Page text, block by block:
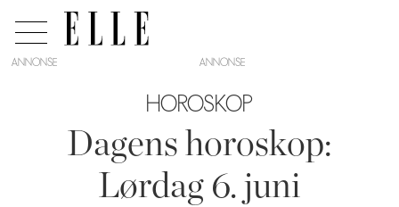
ANNONSE
HOROSKOP
Dagens horoskop:
Lørdag 6. juni